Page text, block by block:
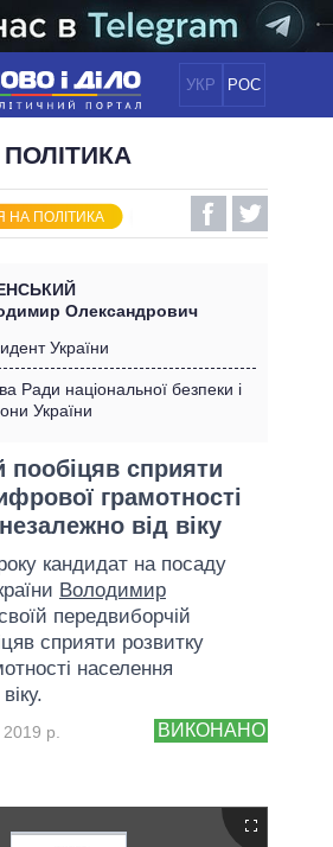
УКР РОС
НОВИНИ
ПОЛІТИКА
ЕКОНОМІКА
СВІТ
ОБIЦЯНКИ
ОФІС
ІНФОГРАФІКА
ВІДЕО
ПІДТРИМАТИ
ПОЛІТИКІВ
НА ПОЛІТИКА
Олександрович
України
Ради національної безпеки і
України
пообіцяв сприяти
грамотності
від віку
кандидат на посаду
Володимир
передвиборчій
сприяти розвитку
населення
ВИКОНАНО
р.